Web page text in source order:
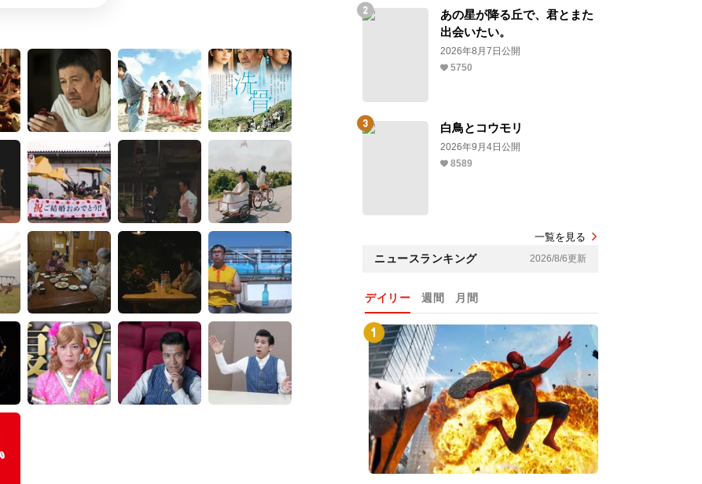
あの星が降る丘で、君とまた
出会いたい。
2026年8月7日公開
5750
白鳥とコウモリ
2026年9月4日公開
8589
一覧を見る
ニュースランキング 2026/8/6更新
デイリー 週間 月間